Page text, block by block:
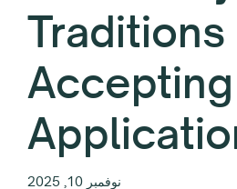
Traditions
Accepting
نوفمبر 10, 2025